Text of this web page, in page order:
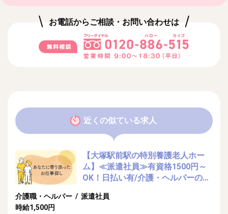
お電話からご相談・お問い合わせは
近くの似ている求人
【大塚駅前駅の特別養護老人ホー
ム】≪派遣社員≫有資格1500円～
OK！日払い有/介護・ヘルパーのお
介護職・ヘルパー / 派遣社員
時給1,500円